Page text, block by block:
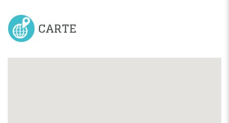
CARTE